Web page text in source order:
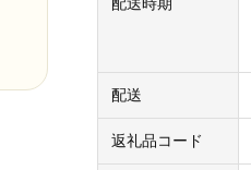
配送
返礼品コード